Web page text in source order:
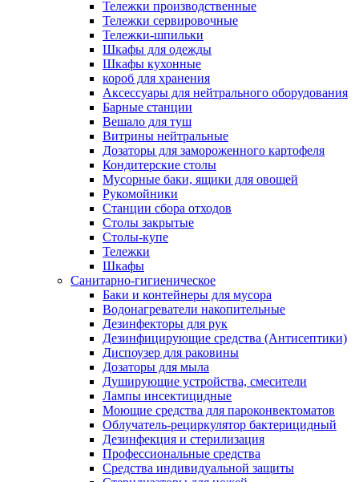
Тележки производственные
Тележки сервировочные
Тележки-шпильки
Шкафы для одежды
Шкафы кухонные
короб для хранения
Аксессуары для нейтрального оборудования
Барные станции
Вешало для туш
Витрины нейтральные
Дозаторы для замороженного картофеля
Кондитерские столы
Мусорные баки, ящики для овощей
Рукомойники
Станции сбора отходов
Столы закрытые
Столы-купе
Тележки
Шкафы
Санитарно-гигиеническое
Баки и контейнеры для мусора
Водонагреватели накопительные
Дезинфекторы для рук
Дезинфицирующие средства (Антисептики)
Диспоузер для раковины
Дозаторы для мыла
Душирующие устройства, смесители
Лампы инсектицидные
Моющие средства для пароконвектоматов
Облучатель-рециркулятор бактерицидный
Дезинфекция и стерилизация
Профессиональные средства
Средства индивидуальной защиты